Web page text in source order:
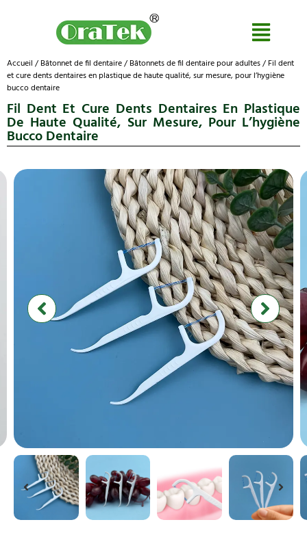
Accueil / Bâtonnet de fil dentaire/ Bâtonnets de fil dentaire pour adultes/ Fil dent
et cure dents dentaires en plastique de haute qualité, sur mesure, pour l’hygiène
bucco dentaire
Fil Dent Et Cure Dents Dentaires En Plastique
De Haute Qualité, Sur Mesure, Pour L’hygiène
Bucco Dentaire